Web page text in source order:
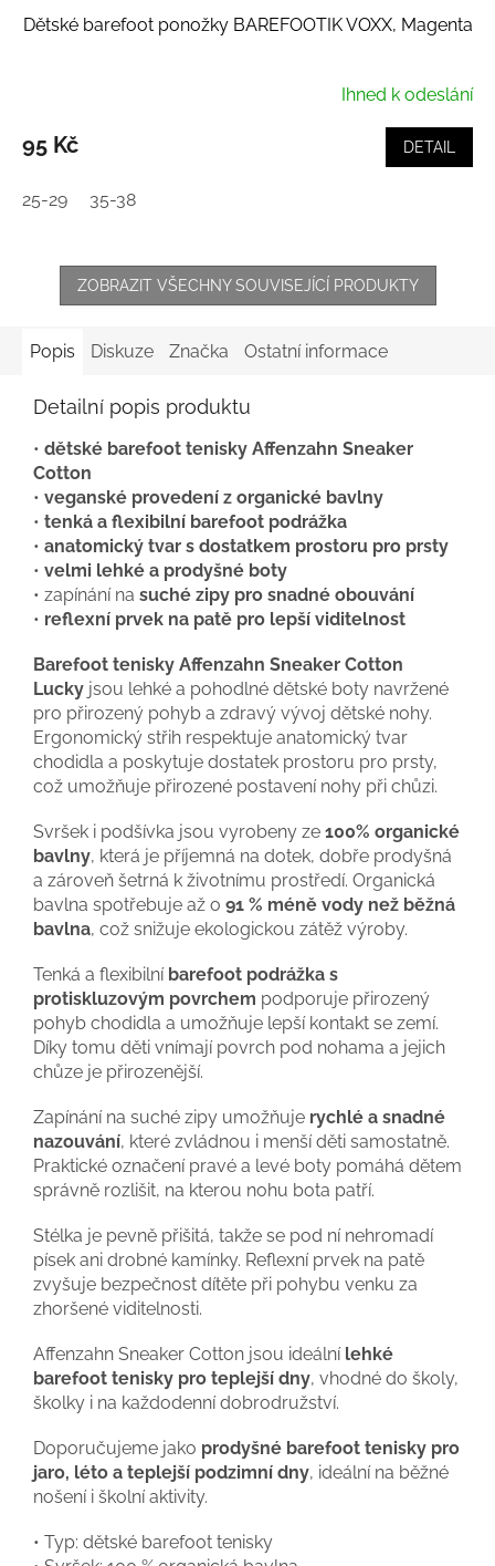
Dětské barefoot ponožky BAREFOOTIK VOXX, Magenta
Ihned k odeslání
95 Kč DETAIL
25-29 35-38
ZOBRAZIT VŠECHNY SOUVISEJÍCÍ PRODUKTY
Popis Diskuze Značka Ostatní informace
Detailní popis produktu
• dětské barefoot tenisky Affenzahn Sneaker
Cotton
• veganské provedení z organické bavlny
• tenká a flexibilní barefoot podrážka
• anatomický tvar s dostatkem prostoru pro prsty
• velmi lehké a prodyšné boty
• zapínání na suché zipy pro snadné obouvání
• reflexní prvek na patě pro lepší viditelnost
Barefoot tenisky Affenzahn Sneaker Cotton
Lucky jsou lehké a pohodlné dětské boty navržené
pro přirozený pohyb a zdravý vývoj dětské nohy.
Ergonomický střih respektuje anatomický tvar
chodidla a poskytuje dostatek prostoru pro prsty,
což umožňuje přirozené postavení nohy při chůzi.
Svršek i podšívka jsou vyrobeny ze 100% organické
bavlny, která je příjemná na dotek, dobře prodyšná
a zároveň šetrná k životnímu prostředí. Organická
bavlna spotřebuje až o 91 % méně vody než běžná
bavlna, což snižuje ekologickou zátěž výroby.
Tenká a flexibilní barefoot podrážka s
protiskluzovým povrchem podporuje přirozený
pohyb chodidla a umožňuje lepší kontakt se zemí.
Díky tomu děti vnímají povrch pod nohama a jejich
chůze je přirozenější.
Zapínání na suché zipy umožňuje rychlé a snadné
nazouvání, které zvládnou i menší děti samostatně.
Praktické označení pravé a levé boty pomáhá dětem
správně rozlišit, na kterou nohu bota patří.
Stélka je pevně přišitá, takže se pod ní nehromadí
písek ani drobné kamínky. Reflexní prvek na patě
zvyšuje bezpečnost dítěte při pohybu venku za
zhoršené viditelnosti.
Affenzahn Sneaker Cotton jsou ideální lehké
barefoot tenisky pro teplejší dny, vhodné do školy,
školky i na každodenní dobrodružství.
Doporučujeme jako prodyšné barefoot tenisky pro
jaro, léto a teplejší podzimní dny, ideální na běžné
nošení i školní aktivity.
• Typ: dětské barefoot tenisky